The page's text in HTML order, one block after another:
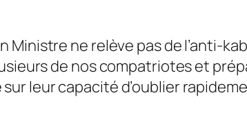
ne relève pas de l’anti-
de nos compatriotes et
leur capacité d’oublier